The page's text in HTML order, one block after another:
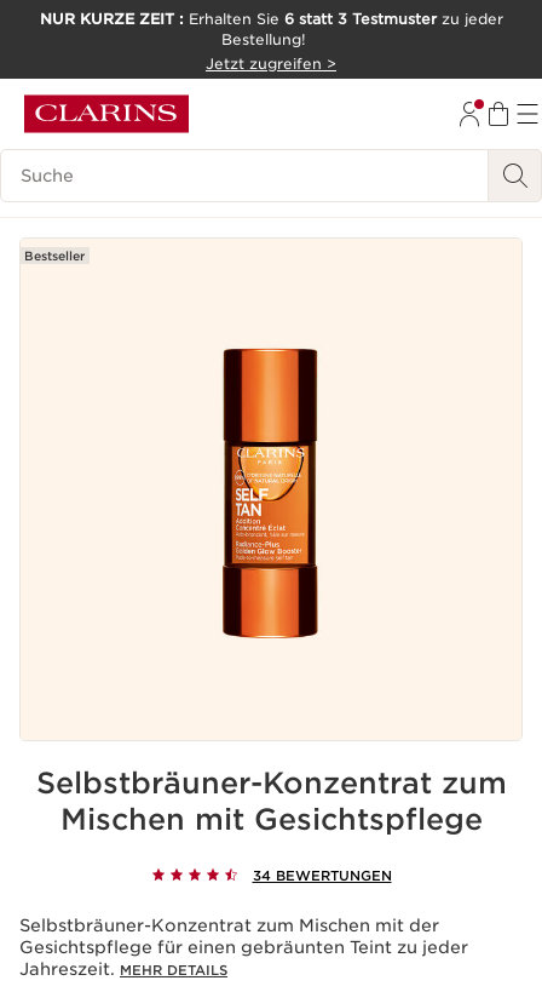
NUR KURZE ZEIT : Erhalten Sie 6 statt 3 Testmusterzu jeder
Bestellung!
Jetzt zugreifen >
Legende suchen
Bestseller
Selbstbräuner-Konzentrat zum
Mischen mit Gesichtspflege
34 BEWERTUNGEN
Selbstbräuner-Konzentrat zum Mischen mit der
Gesichtspflege für einen gebräunten Teint zu jeder
Jahreszeit. MEHR DETAILS